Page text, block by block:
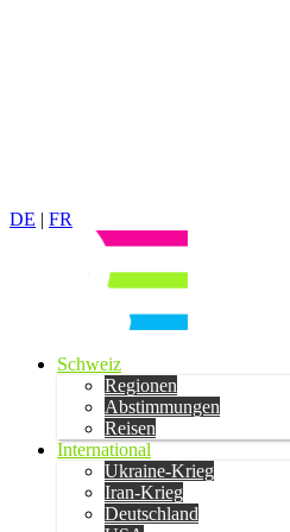
DE | FR
Schweiz
Regionen
Abstimmungen
Reisen
International
Ukraine-Krieg
Iran-Krieg
Deutschland